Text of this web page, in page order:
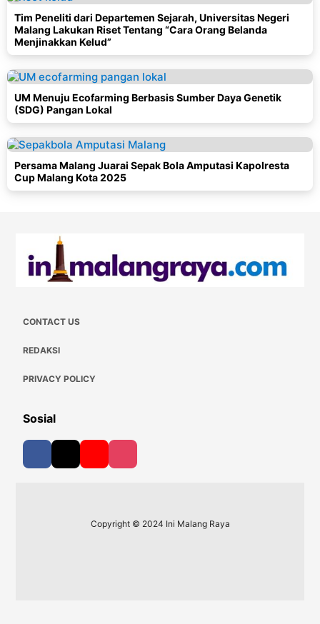
Tim Peneliti dari Departemen Sejarah, Universitas Negeri
Malang Lakukan Riset Tentang “Cara Orang Belanda
Menjinakkan Kelud”
UM Menuju Ecofarming Berbasis Sumber Daya Genetik
(SDG) Pangan Lokal
Persama Malang Juarai Sepak Bola Amputasi Kapolresta
Cup Malang Kota 2025
CONTACT US
REDAKSI
PRIVACY POLICY
Sosial
Copyright © 2024 Ini Malang Raya